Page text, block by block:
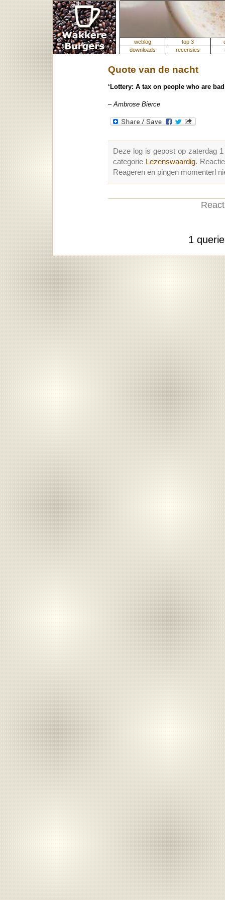
weblog top 3
downloads
recensies
Quote van de nacht
‘Lottery: A tax on people who are
– Ambrose Bierce
Deze log is gepost op zaterdag
categorie Lezenswaardig.
Reageren en pingen momenterl
1